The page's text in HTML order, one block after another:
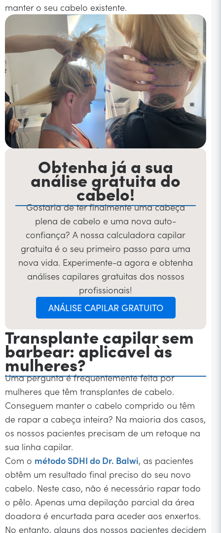
manter o seu cabelo existente.
Obtenha já a sua
análise gratuita do
cabelo!
Gostaria de ter finalmente uma cabeça
plena de cabelo e uma nova auto-
confiança? A nossa calculadora capilar
gratuita é o seu primeiro passo para uma
nova vida. Experimente-a agora e obtenha
análises capilares gratuitas dos nossos
profissionais!
ANÁLISE CAPILAR GRATUITO
Transplante capilar sem
barbear: aplicável às
mulheres?
Uma pergunta é frequentemente feita por
mulheres que têm transplantes de cabelo.
Conseguem manter o cabelo comprido ou têm
de rapar a cabeça inteira? Na maioria dos casos,
os nossos pacientes precisam de um retoque na
sua linha capilar.
Com o método SDHI do Dr. Balwi, as pacientes
obtêm um resultado final preciso do seu novo
cabelo. Neste caso, não é necessário rapar todo
o pêlo. Apenas uma depilação parcial da área
doadora é encurtada para aceder aos enxertos.
No entanto, alguns dos nossos pacientes decidem